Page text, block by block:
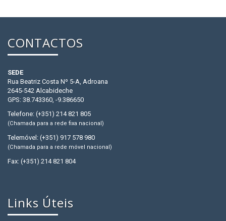
CONTACTOS
SEDE
Rua Beatriz Costa Nº 5-A, Adroana
2645-542 Alcabideche
GPS: 38.743360, -9.386650
Telefone: (+351) 214 821 805
(Chamada para a rede fixa nacional)
Telemóvel: (+351) 917 578 980
(Chamada para a rede móvel nacional)
Fax: (+351) 214 821 804
Links Úteis